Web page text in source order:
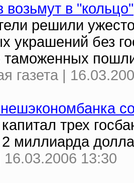
в "кольцо"
решили
украшений без
таможенных
газета |
трех
миллиарда
16.03.2006 13:30